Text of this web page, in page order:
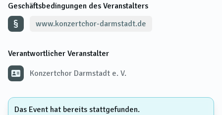
Geschäftsbedingungen des Veranstalters
www.konzertchor-darmstadt.de
Verantwortlicher Veranstalter
Konzertchor Darmstadt e. V.
Das Event hat bereits stattgefunden.